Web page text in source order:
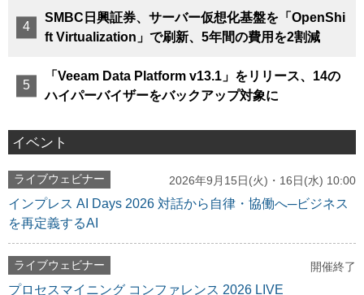
SMBC日興証券、サーバー仮想化基盤を「OpenShi
ft Virtualization」で刷新、5年間の費用を2割減
「Veeam Data Platform v13.1」をリリース、14の
ハイパーバイザーをバックアップ対象に
イベント
ライブウェビナー 2026年9月15日(火)・16日(水) 10:00
インプレス AI Days 2026 対話から自律・協働へ─ビジネス
を再定義するAI
ライブウェビナー 開催終了
プロセスマイニング コンファレンス 2026 LIVE